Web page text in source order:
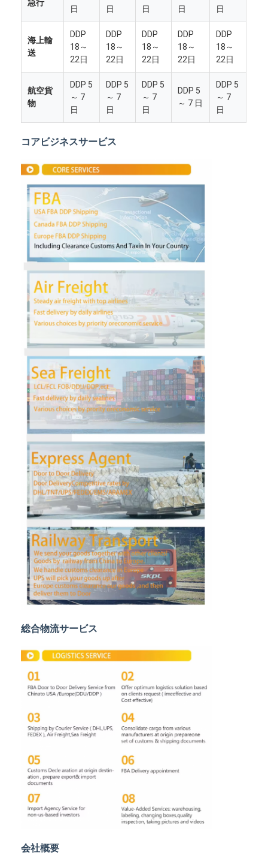
ホーム
製品
企業情報
品質管理
お問い合わせ
今雑談しなさい
国際的な貨物Forward
航空貨物のForward
海上貨物
DDP 中国 から 発送
明白な船積み
鉄道貨物運送
Amazonへ発送
トラック貨物
倉庫サービス
急行
日
日
日
日
日
海上輸
送
DDP
18～
22日
DDP
18～
22日
DDP
18～
22日
DDP
18～
22日
DDP
18～
22日
航空貨
物
DDP 5
～ 7
日
DDP 5
～ 7
日
DDP 5
～ 7
日
DDP 5
～ 7 日
DDP 5
～ 7
日
コアビジネスサービス
総合物流サービス
会社概要